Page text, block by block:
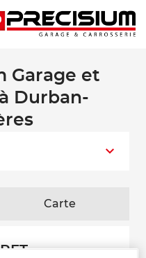
Garage et
Durban-
Carte